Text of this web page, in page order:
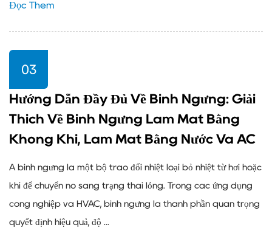
Đọc Thêm
03
Hướng Dẫn Đầy Đủ Về Bình Ngưng: Giải
Thích Về Bình Ngưng Làm Mát Bằng
Không Khí, Làm Mát Bằng Nước Và AC
A bình ngưng là một bộ trao đổi nhiệt loại bỏ nhiệt từ hơi hoặc
khí để chuyển nó sang trạng thái lỏng. Trong các ứng dụng
công nghiệp và HVAC, bình ngưng là thành phần quan trọng
quyết định hiệu quả, độ ...